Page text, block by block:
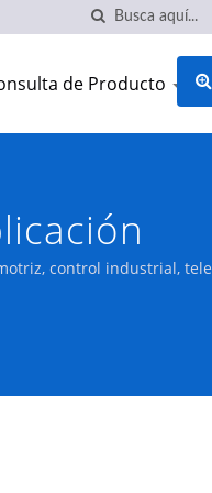
de Producto
control industrial,